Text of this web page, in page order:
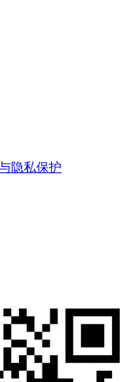
隐私保护